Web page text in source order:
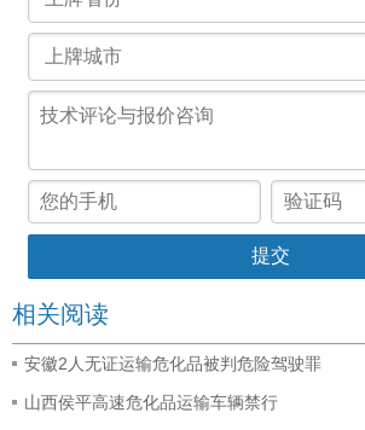
相关阅读
安徽2人无证运输危化品被判危险驾驶罪
山西侯平高速危化品运输车辆禁行